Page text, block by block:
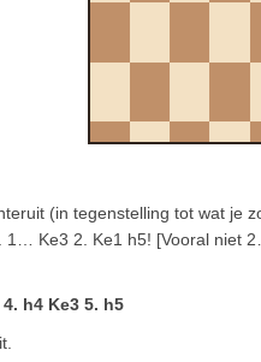
(in tegenstelling tot wat
1… Ke3 2. Ke1 h5! [Vooral niet
h4 Ke3 5. h5